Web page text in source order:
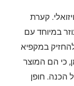
קערת
במיוחד עם
במקפיא
כי הם המוצר
הכנה. חופן